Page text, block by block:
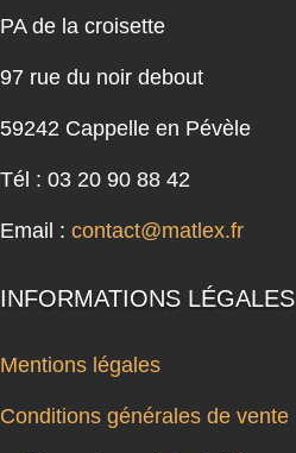
PA de la croisette
97 rue du noir debout
59242 Cappelle en Pévèle
Tél : 03 20 90 88 42
Email : contact@matlex.fr
INFORMATIONS LÉGALES
Mentions légales
Conditions générales de vente